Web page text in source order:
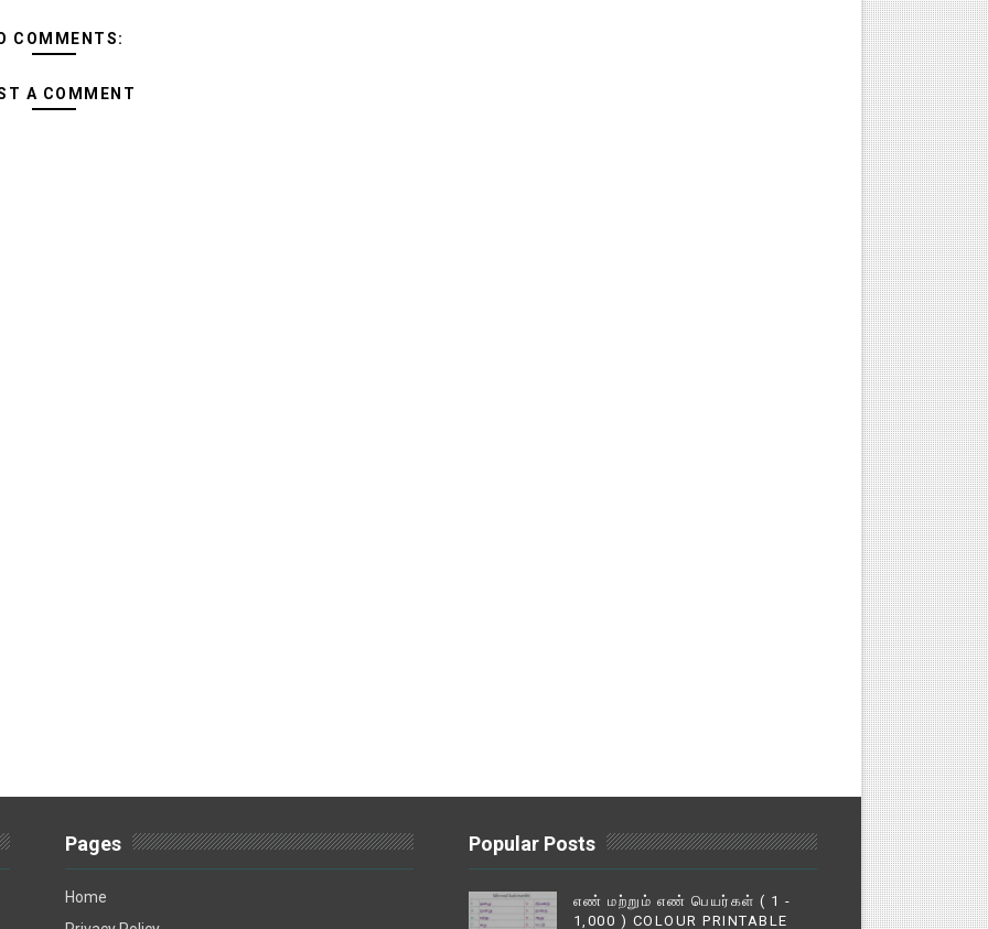
COMMENTS:
A COMMENT
Pages
Home
Popular Posts
எண் மற்றும் எண் பெயர்கள் ( 1 -
1,000 ) COLOUR PRINTABLE